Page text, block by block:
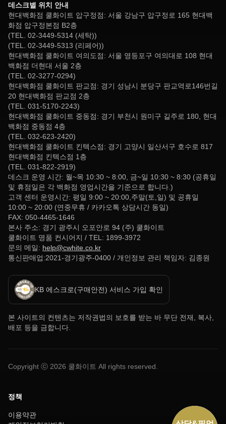
데스크별 위치 안내
현대백화점 쿨화이트 압구정점: 서울 강남구 압구정로 165 현대백
화점 압구정본점 B2층
(TEL. 02-3449-5314 (세탁))
(TEL. 02-3449-5313 (리페어))
현대백화점 쿨화이트 여의도점: 서울 영등포구 여의대로 108 현대
백화점 더현대 서울 2층
(TEL. 02-3277-0294)
현대백화점 쿨화이트 판교점: 경기 성남시 분당구 판교역로146번길
20 현대백화점 판교점 2층
(TEL. 031-5170-2243)
현대백화점 쿨화이트 중동점: 경기 부천시 원미구 길주로 180, 현대
백화점 중동점 4층
(TEL. 032-623-2420)
현대백화점 쿨화이트 킨텍스점: 경기 고양시 일산서구 호수로 817
현대백화점 킨텍스점 1층
(TEL. 031-822-2919)
데스크 운영 시간: 월~목 10:30 ~ 8:00, 금~일 10:30 ~ 8:30 (공휴일
및 휴점일은 각 백화점 영업시간을 기준으로 합니다.)
고객 센터 운영시간: 평일 9:00 ~ 20:00,주말(토,일) 및 공휴일
10:00 ~ 20:00 (연중무휴 / 카카오톡 상담시간 동일)
FAX: 050-4465-1646
본사 주소: 경기 광주시 오포안로 94 (주) 쿨화이트
쿨화이트 명품 컨시어지 / TEL: 1899-3972
문의 메일: help@cwhite.co.kr
통신판매업:2021-경기광주-0400 / 개인정보 관리 책임자: 김종원
KB 에스크로(구매안전) 서비스 가입 확인
본 사이트의 컨텐츠는 저작권법의 보호를 받는 바 무단 전재, 복사,
배포 등을 금합니다.
Copyright ⓒ 2026 쿨화이트 All rights reserved.
정책
이용약관